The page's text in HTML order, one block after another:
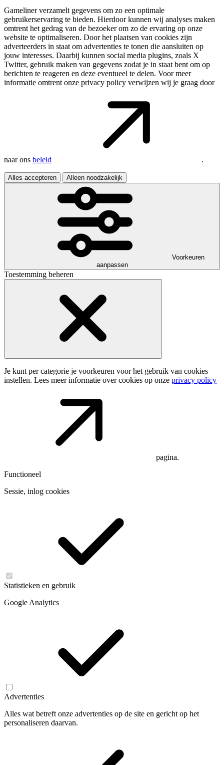
Gameliner verzamelt gegevens om zo een optimale
gebruikerservaring te bieden. Hierdoor kunnen wij analyses maken
omtrent het gedrag van de bezoeker om zo de ervaring op onze
website te optimaliseren. Door het plaatsen van cookies zijn
adverteerders in staat om advertenties te tonen die aansluiten op
jouw interesses. Daarbij kunnen social media plugins, zoals X
Twitter, gebruik maken van gegevens zodat je in staat bent om op
berichten te reageren en deze eventueel te delen. Voor meer
informatie omtrent onze privacy policy verwijzen wij je graag door
naar ons beleid .
Alles accepteren Alleen noodzakelijk
Voorkeuren
aanpassen
Toestemming beheren
Je kunt per categorie je voorkeuren voor het gebruik van cookies
instellen. Lees meer informatie over cookies op onze privacy policy
pagina.
Functioneel
Sessie, inlog cookies
Statistieken en gebruik
Google Analytics
Advertenties
Alles wat betreft onze advertenties op de site en gericht op het
personaliseren daarvan.